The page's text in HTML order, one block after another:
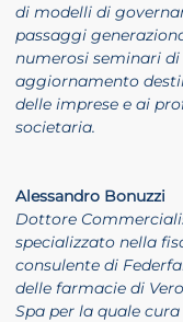
di modelli di
passaggi
numerosi seminari
aggiornamento
delle imprese e ai
societaria.
Alessandro Bonuzzi
Dottore
specializzato nella
consulente di
delle farmacie di
Spa per la quale